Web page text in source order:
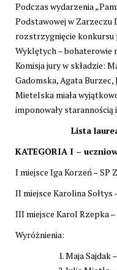
Podczas wydarzenia
Podstawowej w Zarzeczu
rozstrzygnięcie konkursu
Wyklętych – bohaterowie
Komisja jury w składzie:
Gadomska, Agata Burzec,
Mietelska miała
imponowały
Lista
KATEGORIA I –
I miejsce Iga Korzeń – SP
II miejsce Karolina Sołtys
III miejsce Karol Rzepka –
Wyróżnienia:
Maja Sajdak